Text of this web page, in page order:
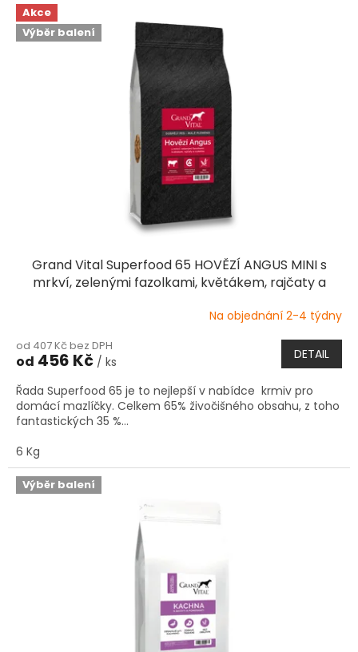
Akce
Výběr balení
Grand Vital Superfood 65 HOVĚZÍ ANGUS MINI s
mrkví, zelenými fazolkami, květákem, rajčaty a
produktu
je
z
5
hvězdiček.
Na objednání 2-4 týdny
od 407 Kč bez DPH
od 456 Kč / ks DETAIL
Řada Superfood 65 je to nejlepší v nabídce krmiv pro
domácí mazlíčky. Celkem 65% živočišného obsahu, z toho
fantastických 35 %...
6 Kg
Výběr balení